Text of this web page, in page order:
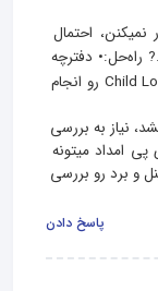
ولی هنوز دکمه‌ها کار نمیکنن، احتمال
خرابی برد لمسی یا فیوز روی برد وجود داره ⚡.? راه‌حل:• دفترچه
لباسشویی رو چک کن و روش غیرفعال کردن Child Lock رو انجام
نیاز به بررسی
پنل لمسی و برد اصلی توسط تکنسین داری.آی‌ پی امداد میتونه
و برد رو بررسی
پاسخ دادن